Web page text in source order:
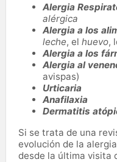
Alergia
alérgica
Alergia a los
leche, el huevo,
Alergia a los
Alergia al
avispas)
Urticaria
Anafilaxia
Dermatitis
Si se trata de una
evolución de la
desde la última visita